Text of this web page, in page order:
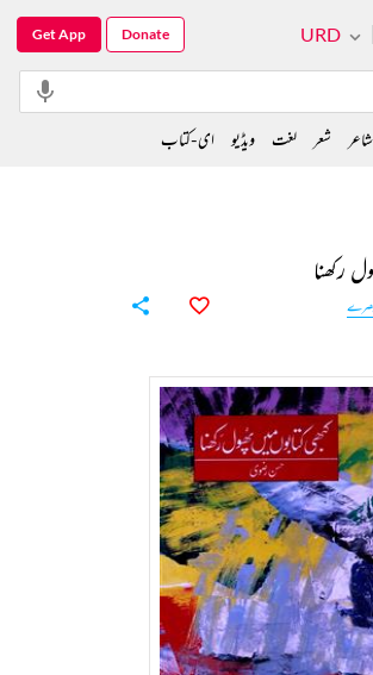
رکھنا
URD
Get App Donate
شاعر شعر لغت ویڈیو ای-کتاب